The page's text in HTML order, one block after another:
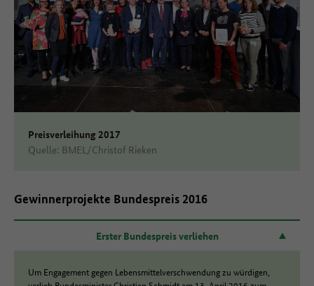
Preisverleihung 2017
Quelle: BMEL/Christof Rieken
Gewinnerprojekte Bundespreis 2016
Erster Bundespreis verliehen
Um Engagement gegen Lebensmittelverschwendung zu würdigen,